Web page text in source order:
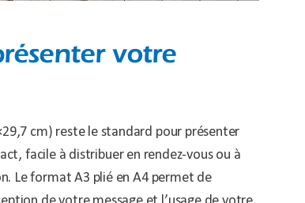
votre
cm) reste le standard pour présenter
facile à distribuer en rendez-vous ou à
Le format A3 plié en A4 permet de